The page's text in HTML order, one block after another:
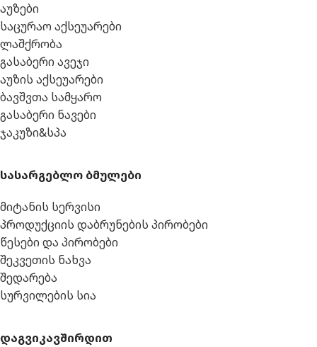
აუზები
საცურაო აქსეუარები
ლაშქრობა
გასაბერი ავეჯი
აუზის აქსეუარები
ბავშვთა სამყარო
გასაბერი ნავები
ჯაკუზი&სპა
სასარგებლო ბმულები
მიტანის სერვისი
პროდუქციის დაბრუნების პირობები
წესები და პირობები
შეკვეთის ნახვა
შედარება
სურვილების სია
დაგვიკავშირდით